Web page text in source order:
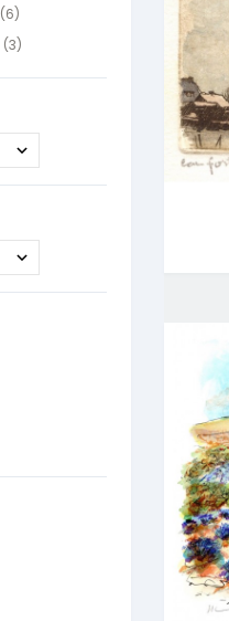
(6)
(3)